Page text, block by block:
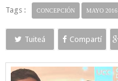
Tags : CONCEPCIÓN MAYO 2016
Tuiteá Compartí